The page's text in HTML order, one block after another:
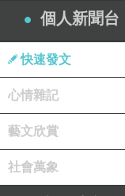
加拿大餐廚
派對聚會首選
柔軟包覆不傷杯
單手端取點心飲
優雅交談自在取
個人新聞台
快速發文
心情雜記
藝文欣賞
社會萬象